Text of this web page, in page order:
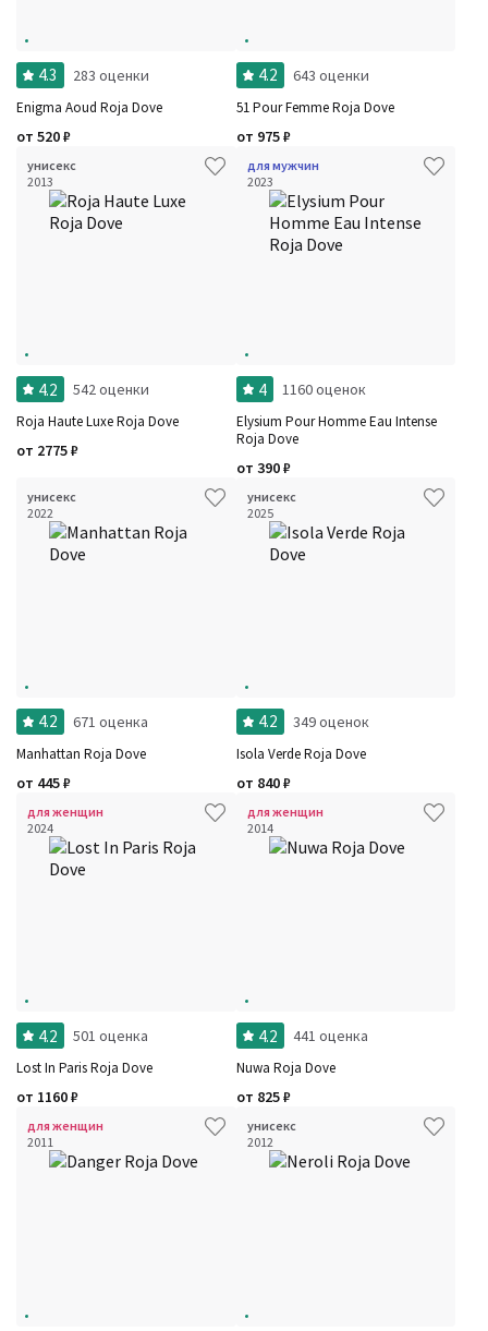
4.3 283 оценки
Enigma Aoud Roja Dove
от 520₽
4.2 643 оценки
51 Pour Femme Roja Dove
от 975₽
унисекс
2013
4.2 542 оценки
Roja Haute Luxe Roja Dove
от 2775₽
для мужчин
2023
4 1160 оценок
Elysium Pour Homme Eau Intense
Roja Dove
от 390₽
унисекс
2022
4.2 671 оценка
Manhattan Roja Dove
от 445₽
унисекс
2025
4.2 349 оценок
Isola Verde Roja Dove
от 840₽
для женщин
2024
4.2 501 оценка
Lost In Paris Roja Dove
от 1160₽
для женщин
2014
4.2 441 оценка
Nuwa Roja Dove
от 825₽
для женщин
2011
унисекс
2012